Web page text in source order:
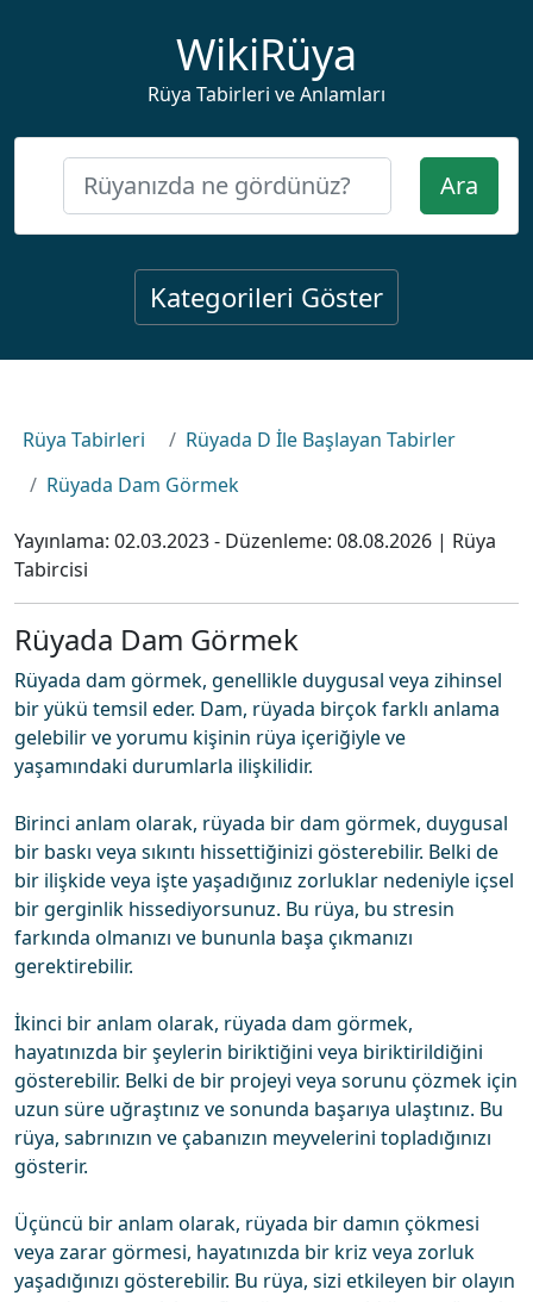
WikiRüya
Rüya Tabirleri ve Anlamları
Ara
Kategorileri Göster
Rüya Tabirleri
Rüyada D İle Başlayan Tabirler
Rüyada Dam Görmek
Yayınlama: 02.03.2023- Düzenleme: 08.08.2026 | Rüya
Tabircisi
Rüyada Dam Görmek
Rüyada dam görmek, genellikle duygusal veya zihinsel
bir yükü temsil eder. Dam, rüyada birçok farklı anlama
gelebilir ve yorumu kişinin rüya içeriğiyle ve
yaşamındaki durumlarla ilişkilidir.
Birinci anlam olarak, rüyada bir dam görmek, duygusal
bir baskı veya sıkıntı hissettiğinizi gösterebilir. Belki de
bir ilişkide veya işte yaşadığınız zorluklar nedeniyle içsel
bir gerginlik hissediyorsunuz. Bu rüya, bu stresin
farkında olmanızı ve bununla başa çıkmanızı
gerektirebilir.
İkinci bir anlam olarak, rüyada dam görmek,
hayatınızda bir şeylerin biriktiğini veya biriktirildiğini
gösterebilir. Belki de bir projeyi veya sorunu çözmek için
uzun süre uğraştınız ve sonunda başarıya ulaştınız. Bu
rüya, sabrınızın ve çabanızın meyvelerini topladığınızı
gösterir.
Üçüncü bir anlam olarak, rüyada bir damın çökmesi
veya zarar görmesi, hayatınızda bir kriz veya zorluk
yaşadığınızı gösterebilir. Bu rüya, sizi etkileyen bir olayın